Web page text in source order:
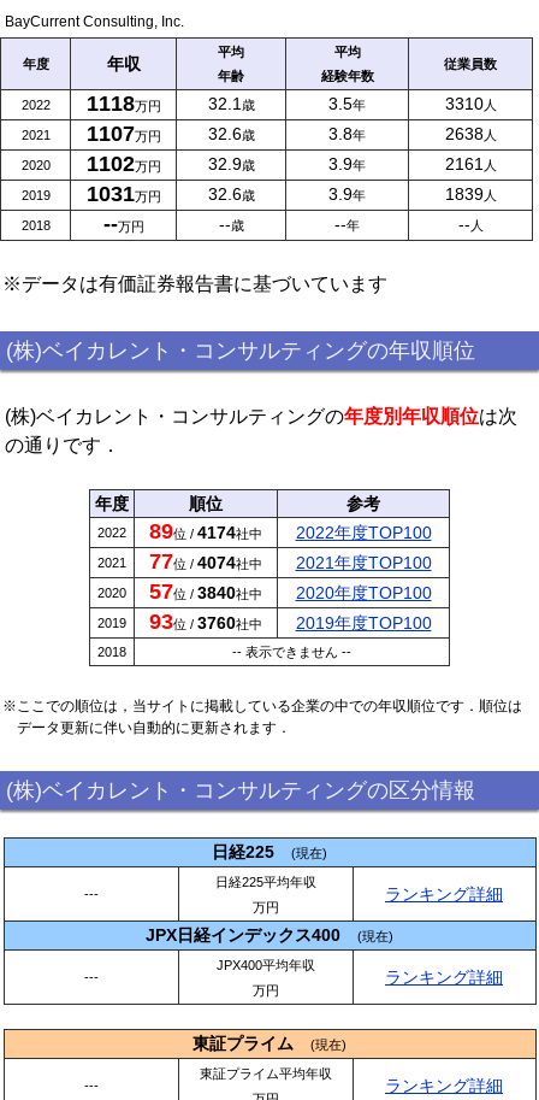
BayCurrent Consulting, Inc.
年度 年収
平均
年齢
平均
経験年数
従業員数
2022 1118万円 32.1 歳 3.5年 3310人
2021 1107万円 32.6歳 3.8年 2638人
2020 1102万円 32.9歳 3.9年 2161 人
2019 1031万円 32.6歳 3.9年 1839人
2018 --万円 --歳 --年 -- 人
※データは有価証券報告書に基づいています
(株)ベイカレント・コンサルティングの年収順位
(株)ベイカレント・コンサルティングの年度別年収順位は次
の通りです．
年度 順位 参考
2022 89位 / 4174社中 2022年度TOP100
2021 77位 / 4074社中 2021年度TOP100
2020 57位 / 3840社中 2020年度TOP100
2019 93位 / 3760社中 2019年度TOP100
2018 -- 表示できません --
※ここでの順位は，当サイトに掲載している企業の中での年収順位です．順位は
データ更新に伴い自動的に更新されます．
(株)ベイカレント・コンサルティングの区分情報
日経225 (現在)
---
日経225平均年収
万円
ランキング詳細
JPX日経インデックス400 (現在)
---
JPX400平均年収
万円
ランキング詳細
東証プライム (現在)
---
東証プライム平均年収
ランキング詳細